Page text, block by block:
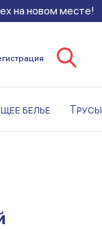
на новом месте!
белье Трусы